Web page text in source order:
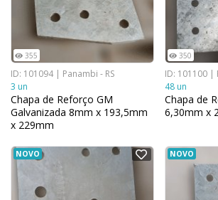
355
ID: 101094 | Panambi - RS
3 un
Chapa de Reforço GM
Galvanizada 8mm x 193,5mm
x 229mm
350
ID: 101100 |
48 un
Chapa de
6,30mm x
NOVO NOVO